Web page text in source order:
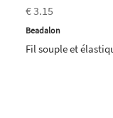
€ 3.15
Beadalon
Fil souple et